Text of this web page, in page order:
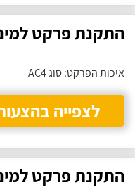
התקנת פרקט
איכות הפרקט: סוג AC4
לצפייה
התקנת פרקט